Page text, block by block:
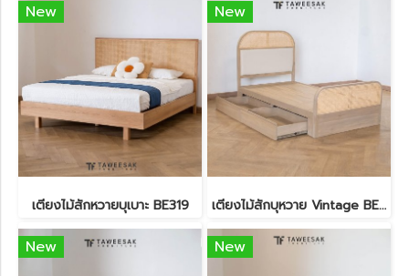
New
เตียงไม้สักหวายบุเบาะ BE319
New
เตียงไม้สักบุหวาย Vintage BE318
New New